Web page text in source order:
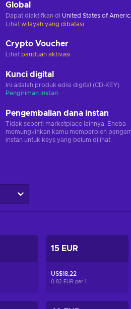
Global
Dapat diaktifkan di United States of
Lihat wilayah yang dibatasi
Crypto Voucher
Lihat panduan aktivasi
Kunci digital
Ini adalah produk edisi digital (CD-KEY)
Pengiriman instan
Pengembalian dana instan
Tidak seperti marketplace lainnya, Eneba
memungkinkan kamu memperoleh
instan untuk keys yang belum dilihat.
15 EUR
US$18,22
0.82 EUR per 1